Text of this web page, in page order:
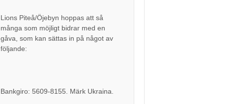
Lions Piteå/Öjebyn hoppas att så
många som möjligt bidrar med en
gåva, som kan sättas in på något av
följande:
Bankgiro: 5609-8155. Märk Ukraina.